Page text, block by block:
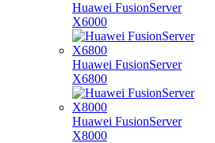
Huawei FusionServer
X6000
Huawei FusionServer
X6800
Huawei FusionServer
X8000